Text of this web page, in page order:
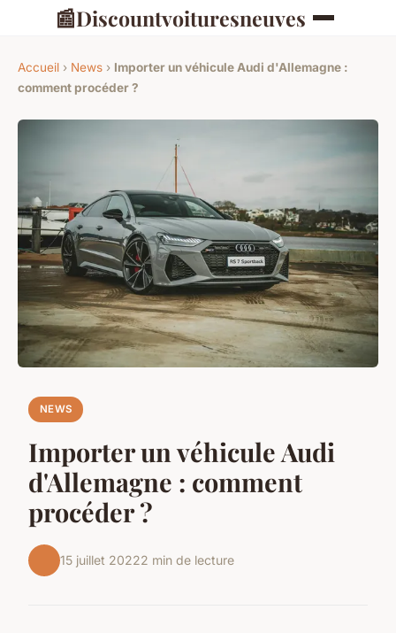
📰Discountvoituresneuves
Accueil › News › Importer un véhicule Audi d'Allemagne :
comment procéder ?
NEWS
Importer un véhicule Audi
d'Allemagne : comment
procéder ?
15 juillet 20222 min de lecture